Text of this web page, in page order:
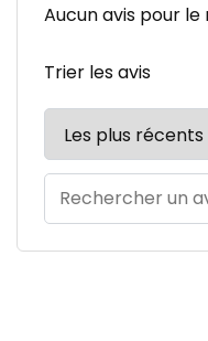
Aucun avis pour
Trier les avis